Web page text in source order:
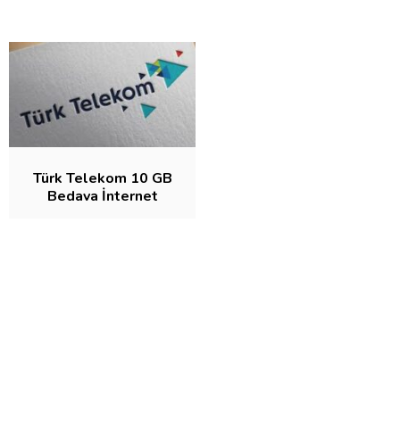
Türk Telekom 10 GB
Bedava İnternet